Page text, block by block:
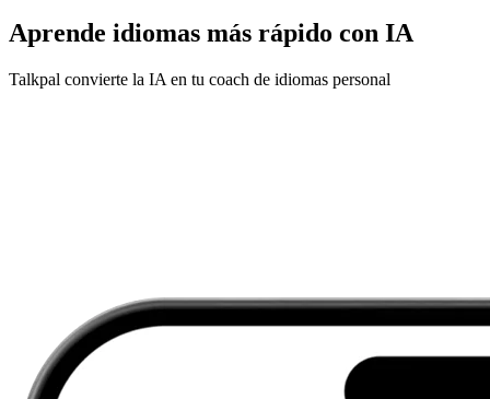
Aprende idiomas más rápido con IA
Talkpal convierte la IA en tu coach de idiomas personal